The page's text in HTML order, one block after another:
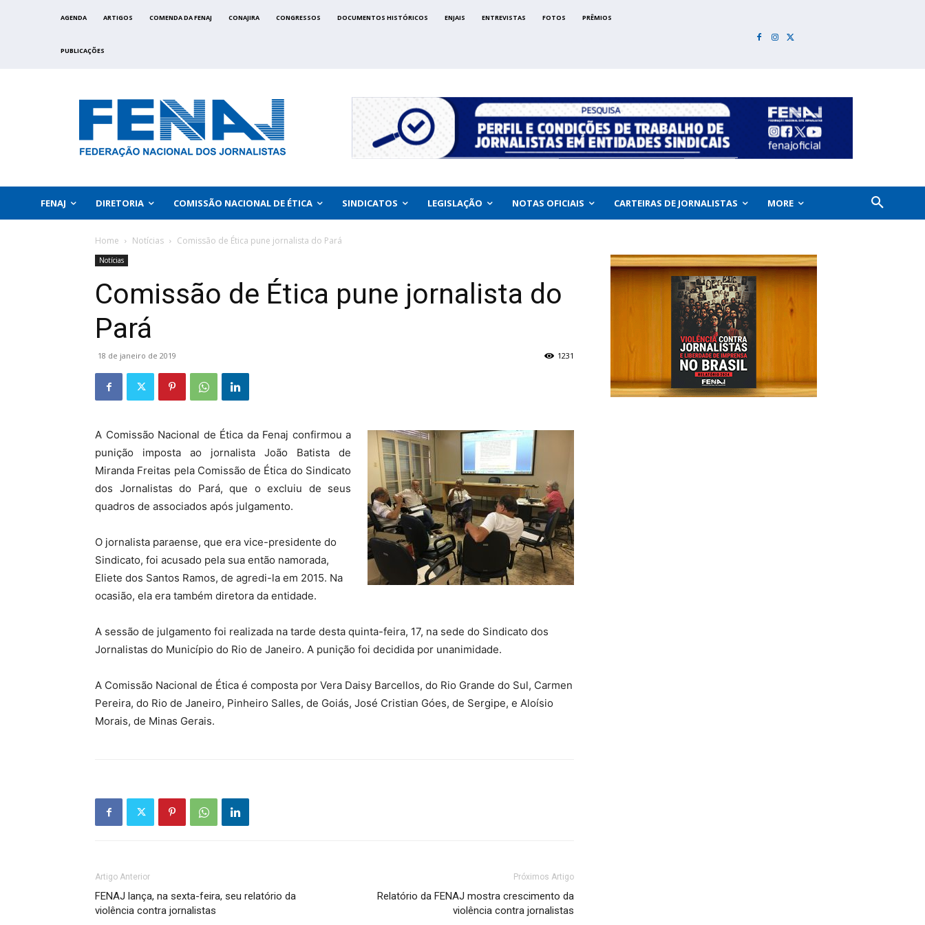
AGENDA ARTIGOS COMENDA DA FENAJ CONAJIRA CONGRESSOS DOCUMENTOS HISTÓRICOS ENJAIS ENTREVISTAS FOTOS PRÊMIOS
PUBLICAÇÕES
FENAJ DIRETORIA COMISSÃO NACIONAL DE ÉTICA SINDICATOS LEGISLAÇÃO NOTAS OFICIAIS CARTEIRAS DE JORNALISTAS MORE
Home Notícias Comissão de Ética pune jornalista do Pará
Notícias
Comissão de Ética pune jornalista do
Pará
18 de janeiro de 2019 1231
A Comissão Nacional de Ética da Fenaj confirmou a
punição imposta ao jornalista João Batista de
Miranda Freitas pela Comissão de Ética do Sindicato
dos Jornalistas do Pará, que o excluiu de seus
quadros de associados após julgamento.
O jornalista paraense, que era vice-presidente do
Sindicato, foi acusado pela sua então namorada,
Eliete dos Santos Ramos, de agredi-la em 2015. Na
ocasião, ela era também diretora da entidade.
A sessão de julgamento foi realizada na tarde desta quinta-feira, 17, na sede do Sindicato dos
Jornalistas do Município do Rio de Janeiro. A punição foi decidida por unanimidade.
A Comissão Nacional de Ética é composta por Vera Daisy Barcellos, do Rio Grande do Sul, Carmen
Pereira, do Rio de Janeiro, Pinheiro Salles, de Goiás, José Cristian Góes, de Sergipe, e Aloísio
Morais, de Minas Gerais.
Artigo Anterior
FENAJ lança, na sexta-feira, seu relatório da
violência contra jornalistas
Próximos Artigo
Relatório da FENAJ mostra crescimento da
violência contra jornalistas